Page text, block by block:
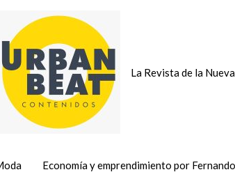
La Revista de la
Economía y emprendimiento por